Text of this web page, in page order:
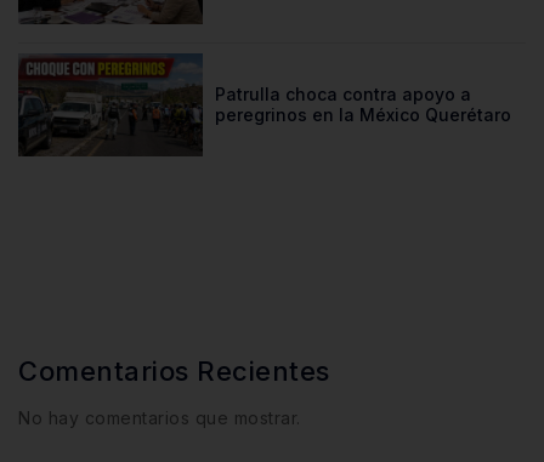
Patrulla choca contra apoyo a
peregrinos en la México Querétaro
Comentarios Recientes
No hay comentarios que mostrar.